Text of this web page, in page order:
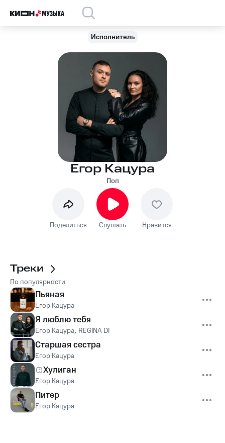
Исполнитель
Егор Кацура
Поп
Поделиться Слушать Нравится
Треки
По популярности
Пьяная
Егор Кацура
Я люблю тебя
Егор Кацура, REGINA DI
Старшая сестра
Егор Кацура
Хулиган
Егор Кацура
Питер
Егор Кацура